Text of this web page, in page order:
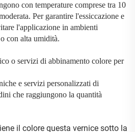
con temperature comprese tra 10
Per garantire l'essiccazione e
l'applicazione in ambienti
con alta umidità.
o servizi di abbinamento colore per
e servizi personalizzati di
che raggiungono la quantità
il colore questa vernice sotto la